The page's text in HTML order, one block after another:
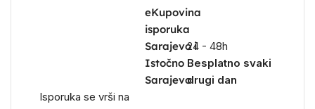
eKupovina
isporuka
Sarajevo i
Istočno
Sarajevo
Isporuka se vrši na
24 - 48h
Besplatno svaki
drugi dan